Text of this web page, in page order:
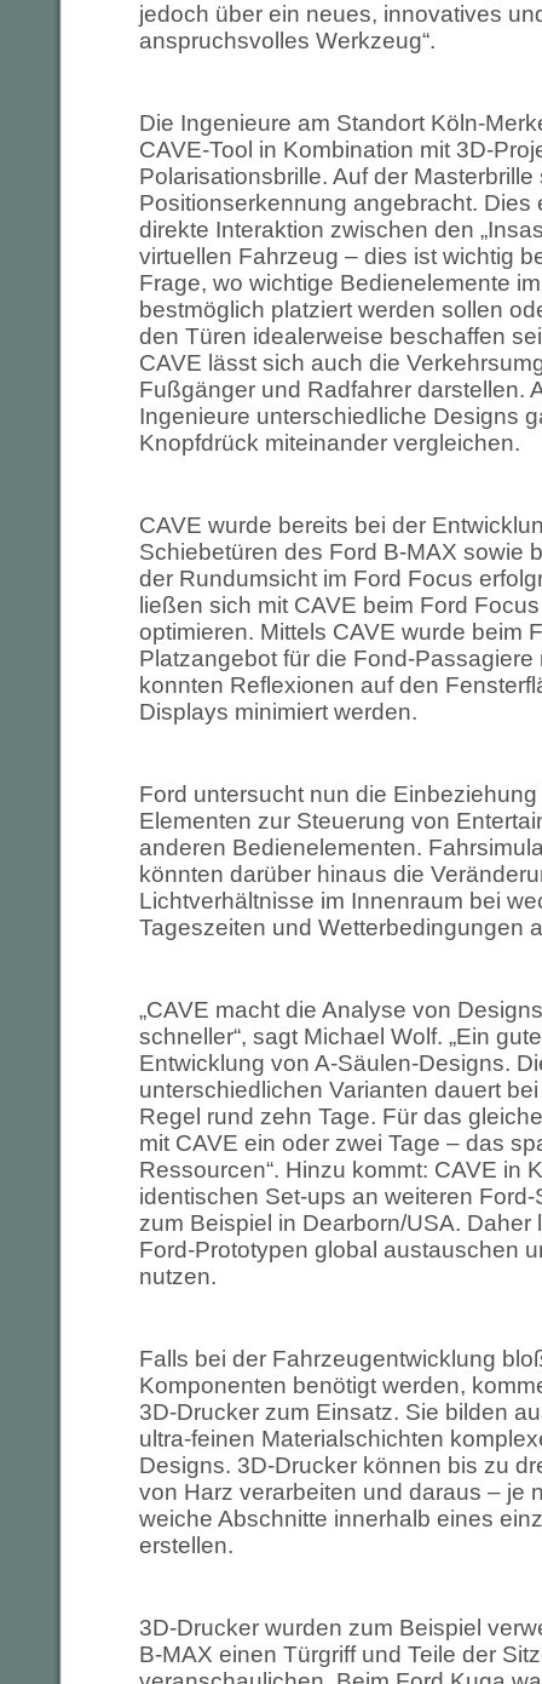
jedoch über ein neues, innovatives
anspruchsvolles Werkzeug“.
Die Ingenieure am Standort Köln-
CAVE-Tool in Kombination mit 3D-
Polarisationsbrille. Auf der
Positionserkennung angebracht. Dies
direkte Interaktion zwischen den
virtuellen Fahrzeug – dies ist wichtig
Frage, wo wichtige Bedienelemente
bestmöglich platziert werden sollen
den Türen idealerweise beschaffen
CAVE lässt sich auch die
Fußgänger und Radfahrer darstellen.
Ingenieure unterschiedliche Designs
Knopfdrück miteinander vergleichen.
CAVE wurde bereits bei der
Schiebetüren des Ford B-MAX sowie
der Rundumsicht im Ford Focus
ließen sich mit CAVE beim Ford
optimieren. Mittels CAVE wurde beim
Platzangebot für die Fond-
konnten Reflexionen auf den
Displays minimiert werden.
Ford untersucht nun die
Elementen zur Steuerung von
anderen Bedienelementen.
könnten darüber hinaus die
Lichtverhältnisse im Innenraum bei
Tageszeiten und Wetterbedingungen
„CAVE macht die Analyse von
schneller“, sagt Michael Wolf. „Ein
Entwicklung von A-Säulen-Designs.
unterschiedlichen Varianten dauert
Regel rund zehn Tage. Für das
mit CAVE ein oder zwei Tage – das
Ressourcen“. Hinzu kommt: CAVE in
identischen Set-ups an weiteren
zum Beispiel in Dearborn/USA.
Ford-Prototypen global austauschen
nutzen.
Falls bei der Fahrzeugentwicklung
Komponenten benötigt werden,
3D-Drucker zum Einsatz. Sie bilden
ultra-feinen Materialschichten
Designs. 3D-Drucker können bis zu
von Harz verarbeiten und daraus – je
weiche Abschnitte innerhalb eines
erstellen.
3D-Drucker wurden zum Beispiel
B-MAX einen Türgriff und Teile der